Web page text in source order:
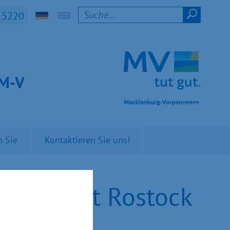
V
Sie Kontaktieren Sie uns!
Rostock